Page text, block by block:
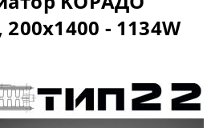
- 1134W